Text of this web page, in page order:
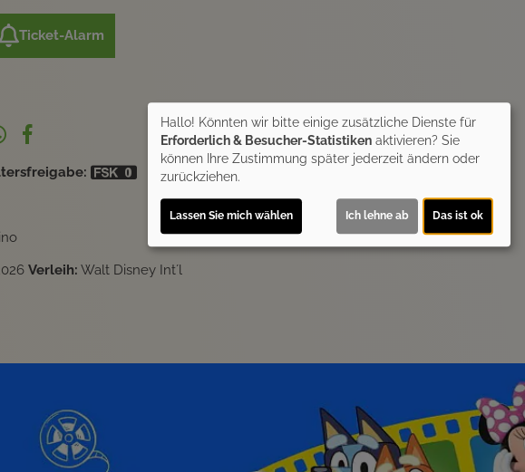
Ticket-Alarm
Verleih: Walt Disney Int´l
Hallo! Könnten wir bitte einige zusätzliche Dienste für
Erforderlich & Besucher-Statistiken aktivieren? Sie
können Ihre Zustimmung später jederzeit ändern oder
zurückziehen.
Lassen Sie mich wählen Ich lehne ab Das ist ok